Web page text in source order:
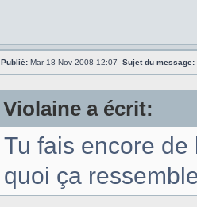
Publié: Mar 18 Nov 2008 12:07 Sujet du message:
Violaine a écrit:
Tu fais encore
quoi ça